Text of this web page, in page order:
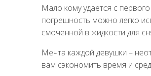
Мало кому удается с
погрешность можно легко
смоченной в жидкости для
Мечта каждой девушки –
вам сэкономить время и